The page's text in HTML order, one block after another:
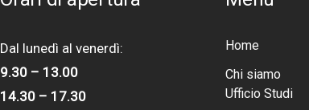
Dal lunedì al venerdì:
9.30 – 13.00
14.30 – 17.30
Home
Chi siamo
Ufficio Studi